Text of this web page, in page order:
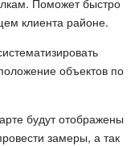
клиента районе.
объектов по
будут отображены
замеры, а так